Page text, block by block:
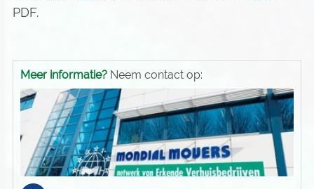
PDF.
Meer informatie?Neem contact op: